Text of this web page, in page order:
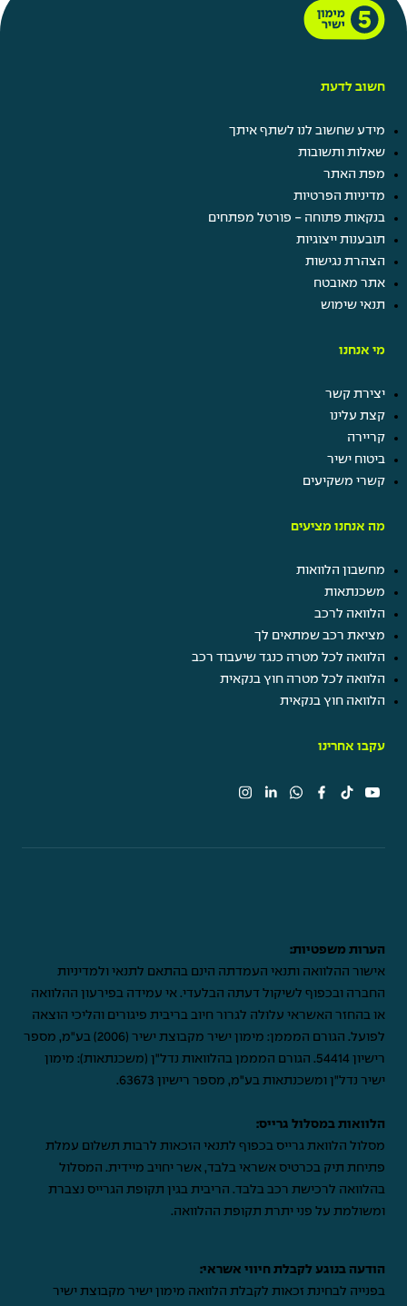
חשוב לדעת
מידע שחשוב לנו לשתף איתך
שאלות ותשובות
מפת האתר
מדיניות הפרטיות
בנקאות פתוחה - פורטל מפתחים
תובענות ייצוגיות
הצהרת נגישות
אתר מאובטח
תנאי שימוש
מי אנחנו
יצירת קשר
קצת עלינו
קריירה
ביטוח ישיר
קשרי משקיעים
מה אנחנו מציעים
מחשבון הלוואות
משכנתאות
הלוואה לרכב
מציאת רכב שמתאים לך
הלוואה לכל מטרה כנגד שיעבוד רכב
הלוואה לכל מטרה חוץ בנקאית
הלוואה חוץ בנקאית
עקבו אחרינו
הערות משפטיות:
אישור ההלוואה ותנאי העמדתה הינם בהתאם לתנאי ולמדיניות
החברה ובכפוף לשיקול דעתה הבלעדי. אי עמידה בפירעון ההלוואה
או בהחזר האשראי עלולה לגרור חיוב בריבית פיגורים והליכי הוצאה
לפועל. הגורם המממן: מימון ישיר מקבוצת ישיר (2006) בע"מ, מספר
רישיון 54414. הגורם המממן בהלוואות נדל"ן (משכנתאות): מימון
ישיר נדל"ן ומשכנתאות בע"מ, מספר רישיון 63673.
הלוואות במסלול גרייס:
מסלול הלוואת גרייס בכפוף לתנאי הזכאות לרבות תשלום עמלת
פתיחת תיק בכרטיס אשראי בלבד, אשר יחויב מיידית. המסלול
בהלוואה לרכישת רכב בלבד. הריבית בגין תקופת הגרייס נצברת
ומשולמת על פני יתרת תקופת ההלוואה.
הודעה בנוגע לקבלת חיווי אשראי:
בפנייה לבחינת זכאות לקבלת הלוואה מימון ישיר מקבוצת ישיר